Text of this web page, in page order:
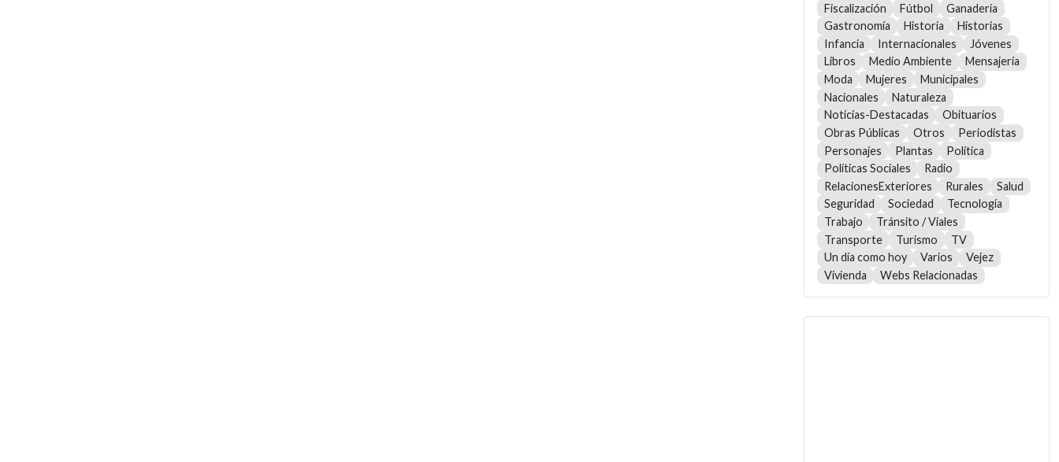
Fiscalización
Fútbol
Ganadería
Gastronomía
Historia
Historias
Infancia
Internacionales
Jóvenes
Libros
Medio Ambiente
Mensajería
Moda
Mujeres
Municipales
Nacionales
Naturaleza
Noticias-Destacadas
Obituarios
Obras Públicas
Otros
Periodistas
Personajes
Plantas
Política
Políticas Sociales
Radio
RelacionesExteriores
Rurales
Salud
Seguridad
Sociedad
Tecnología
Trabajo
Tránsito / Viales
Transporte
Turismo
TV
Un día como hoy
Varios
Vejez
Vivienda
Webs Relacionadas